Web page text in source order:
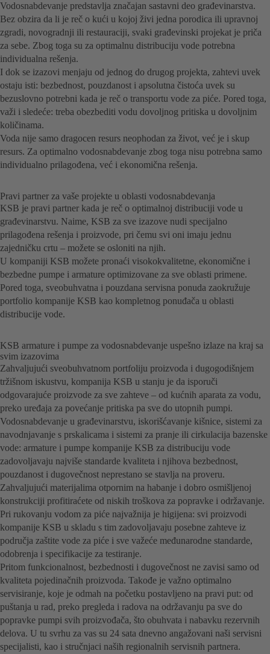
Vodosnabdevanje predstavlja značajan sastavni deo građevinarstva.
Bez obzira da li je reč o kući u kojoj živi jedna porodica ili upravnoj
zgradi, novogradnji ili restauraciji, svaki građevinski projekat je priča
za sebe. Zbog toga su za optimalnu distribuciju vode potrebna
individualna rešenja.
I dok se izazovi menjaju od jednog do drugog projekta, zahtevi uvek
ostaju isti: bezbednost, pouzdanost i apsolutna čistoća uvek su
bezuslovno potrebni kada je reč o transportu vode za piće. Pored toga,
važi i sledeće: treba obezbediti vodu dovoljnog pritiska u dovoljnim
količinama.
Voda nije samo dragocen resurs neophodan za život, već je i skup
resurs. Za optimalno vodosnabdevanje zbog toga nisu potrebna samo
individualno prilagođena, već i ekonomična rešenja.
Pravi partner za vaše projekte u oblasti vodosnabdevanja
KSB je pravi partner kada je reč o optimalnoj distribuciji vode u
građevinarstvu. Naime, KSB za sve izazove nudi specijalno
prilagođena rešenja i proizvode, pri čemu svi oni imaju jednu
zajedničku crtu – možete se osloniti na njih.
U kompaniji KSB možete pronaći visokokvalitetne, ekonomične i
bezbedne pumpe i armature optimizovane za sve oblasti primene.
Pored toga, sveobuhvatna i pouzdana servisna ponuda zaokružuje
portfolio kompanije KSB kao kompletnog ponuđača u oblasti
distribucije vode.
KSB armature i pumpe za vodosnabdevanje uspešno izlaze na kraj sa
svim izazovima
Zahvaljujući sveobuhvatnom portfoliju proizvoda i dugogodišnjem
tržišnom iskustvu, kompanija KSB u stanju je da isporuči
odgovarajuće proizvode za sve zahteve – od kućnih aparata za vodu,
preko uređaja za povećanje pritiska pa sve do utopnih pumpi.
Vodosnabdevanje u građevinarstvu, iskorišćavanje kišnice, sistemi za
navodnjavanje s prskalicama i sistemi za pranje ili cirkulacija bazenske
vode: armature i pumpe kompanije KSB za distribuciju vode
zadovoljavaju najviše standarde kvaliteta i njihova bezbednost,
pouzdanost i dugovečnost neprestano se stavlja na proveru.
Zahvaljujući materijalima otpornim na habanje i dobro osmišljenoj
konstrukciji profitiraćete od niskih troškova za popravke i održavanje.
Pri rukovanju vodom za piće najvažnija je higijena: svi proizvodi
kompanije KSB u skladu s tim zadovoljavaju posebne zahteve iz
područja zaštite vode za piće i sve važeće međunarodne standarde,
odobrenja i specifikacije za testiranje.
Pritom funkcionalnost, bezbednosti i dugovečnost ne zavisi samo od
kvaliteta pojedinačnih proizvoda. Takođe je važno optimalno
servisiranje, koje je odmah na početku postavljeno na pravi put: od
puštanja u rad, preko pregleda i radova na održavanju pa sve do
popravke pumpi svih proizvođača, što obuhvata i nabavku rezervnih
delova. U tu svrhu za vas su 24 sata dnevno angažovani naši servisni
specijalisti, kao i stručnjaci naših regionalnih servisnih partnera.